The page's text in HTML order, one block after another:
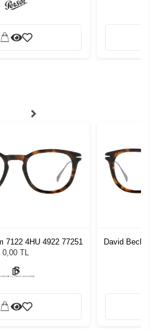
7122 4HU 4922 77251
0,00 TL
David